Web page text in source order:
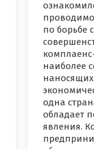
по борьбе
наиболее
одна
обладает
явления.